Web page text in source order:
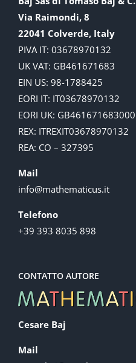
Via Raimondi, 8
22041 Colverde, Italy
PIVA IT: 03678970132
UK VAT: GB461671683
EIN US: 98-1788425
EORI IT: IT03678970132
EORI UK: GB461671683000
REX: ITREXIT03678970132
REA: CO – 327395
Mail
info@mathematicus.it
Telefono
+39 393 8035 898
CONTATTO AUTORE
Cesare Baj
Mail